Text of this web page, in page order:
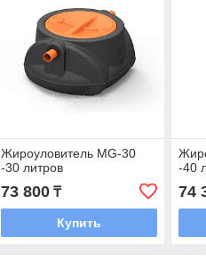
Жироуловитель MG-30
-30 литров
73 800₸
Купить
-40
74